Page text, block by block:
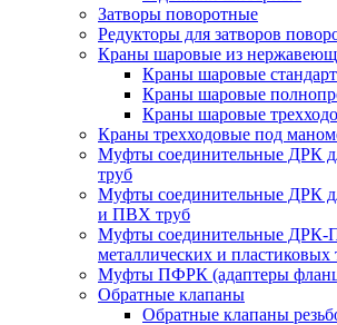
Затворы поворотные
Редукторы для затворов
Краны шаровые из
Краны шаровые
Краны шаровые
Краны шаровые
Краны трехходовые под
Муфты соединительные ДРК
труб
Муфты соединительные ДРК
и ПВХ труб
Муфты соединительные ДРК-
металлических и пластиковых
Муфты ПФРК (адаптеры
Обратные клапаны
Обратные клапаны